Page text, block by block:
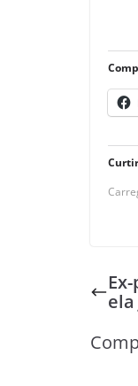
ela